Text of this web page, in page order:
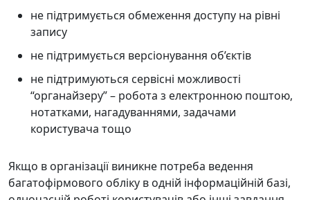
не підтримується обмеження доступу на рівні
запису
не підтримується версіонування об’єктів
не підтримуються сервісні можливості
“органайзеру” – робота з електронною поштою,
нотатками, нагадуваннями, задачами
користувача тощо
Якщо в організації виникне потреба ведення
багатофірмового обліку в одній інформаційній базі,